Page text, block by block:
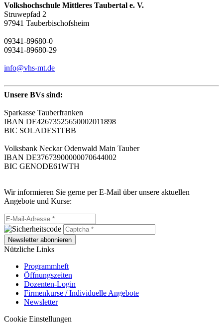
Volkshochschule Mittleres Taubertal e. V.
Struwepfad 2
97941 Tauberbischofsheim
09341-89680-0
09341-89680-29
info@vhs-mt.de
Unsere BVs sind:
Sparkasse Tauberfranken
IBAN DE42673525650002011898
BIC SOLADES1TBB
Volksbank Neckar Odenwald Main Tauber
IBAN DE37673900000070644002
BIC GENODE61WTH
Wir informieren Sie gerne per E-Mail über unsere aktuellen
Angebote und Kurse:
Newsletter abonnieren
Nützliche Links
Programmheft
Öffnungszeiten
Dozenten-Login
Firmenkurse / Individuelle Angebote
Newsletter
Cookie Einstellungen